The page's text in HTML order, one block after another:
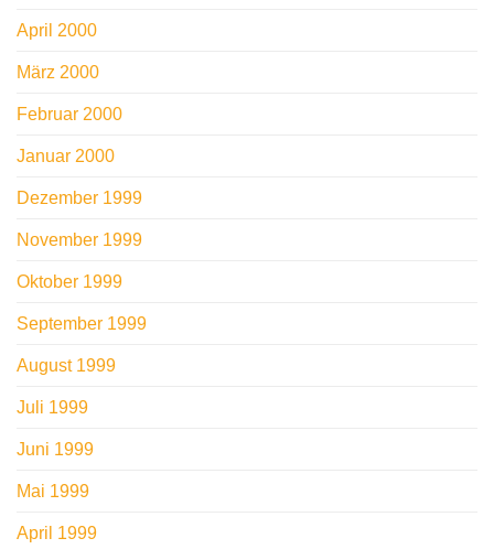
April 2000
März 2000
Februar 2000
Januar 2000
Dezember 1999
November 1999
Oktober 1999
September 1999
August 1999
Juli 1999
Juni 1999
Mai 1999
April 1999